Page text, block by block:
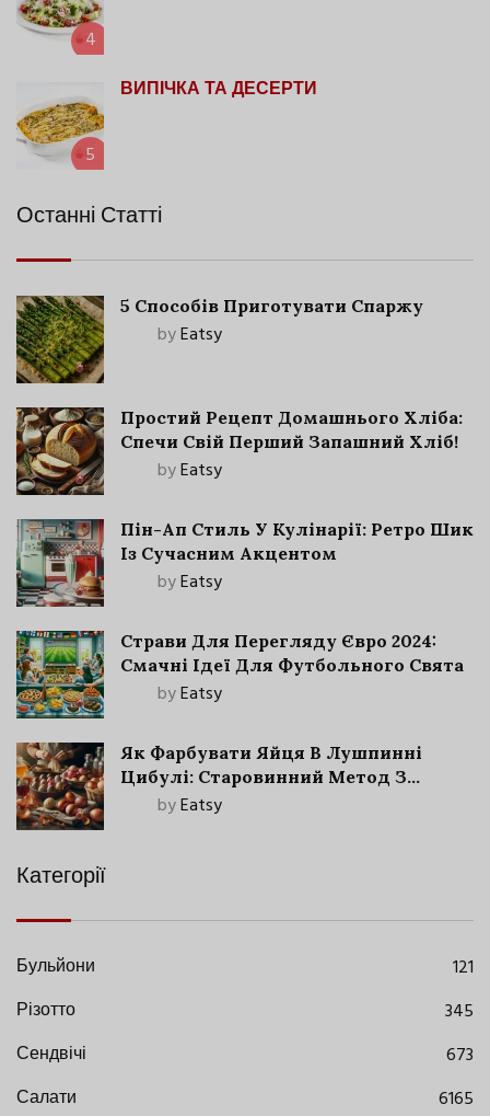
4
5
ВИПІЧКА ТА ДЕСЕРТИ
Останні Статті
5 Способів Приготувати Спаржу
byEatsy
Простий Рецепт Домашнього Хліба:
Спечи Свій Перший Запашний Хліб!
byEatsy
Пін-Ап Стиль У Кулінарії: Ретро Шик
Із Сучасним Акцентом
byEatsy
Страви Для Перегляду Євро 2024:
Смачні Ідеї Для Футбольного Свята
byEatsy
Як Фарбувати Яйця В Лушпинні
Цибулі: Старовинний Метод З
Сучасними Нюансами
byEatsy
Категорії
Бульйони
121
Різотто
345
Сендвічі
673
Салати
6165